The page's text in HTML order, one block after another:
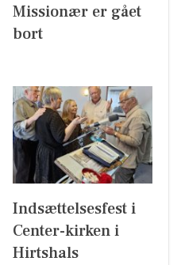
Missionær er gået
bort
Indsættelsesfest i
Center-kirken i
Hirtshals